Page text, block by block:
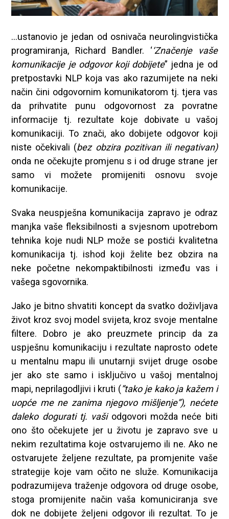
…ustanovio je jedan od osnivača neurolingvistička
programiranja, Richard Bandler. ‘‘Značenje vaše
komunikacije je odgovor koji dobijete” jedna je od
pretpostavki NLP koja vas ako razumijete na neki
način čini odgovornim komunikatorom tj. tjera vas
da prihvatite punu odgovornost za povratne
informacije tj. rezultate koje dobivate u vašoj
komunikaciji. To znači, ako dobijete odgovor koji
niste očekivali (bez obzira pozitivan ili negativan)
onda ne očekujte promjenu s i od druge strane jer
samo vi možete promijeniti osnovu svoje
komunikacije.
Svaka neuspješna komunikacija zapravo je odraz
manjka vaše fleksibilnosti a svjesnom upotrebom
tehnika koje nudi NLP može se postići kvalitetna
komunikacija tj. ishod koji želite bez obzira na
neke početne nekompaktibilnosti između vas i
vašega sgovornika.
Jako je bitno shvatiti koncept da svatko doživljava
život kroz svoj model svijeta, kroz svoje mentalne
filtere. Dobro je ako preuzmete princip da za
uspješnu komunikaciju i rezultate naprosto odete
u mentalnu mapu ili unutarnji svijet druge osobe
jer ako ste samo i isključivo u vašoj mentalnoj
mapi, neprilagodljivi i kruti (”tako je kako ja kažem i
uopće me ne zanima njegovo mišljenje”), nećete
daleko dogurati tj. vaši odgovori možda neće biti
ono što očekujete jer u životu je zapravo sve u
nekim rezultatima koje ostvarujemo ili ne. Ako ne
ostvarujete željene rezultate, pa promjenite vaše
strategije koje vam očito ne služe. Komunikacija
podrazumijeva traženje odgovora od druge osobe,
stoga promijenite način vaša komuniciranja sve
dok ne dobijete željeni odgovor ili rezultat. To je